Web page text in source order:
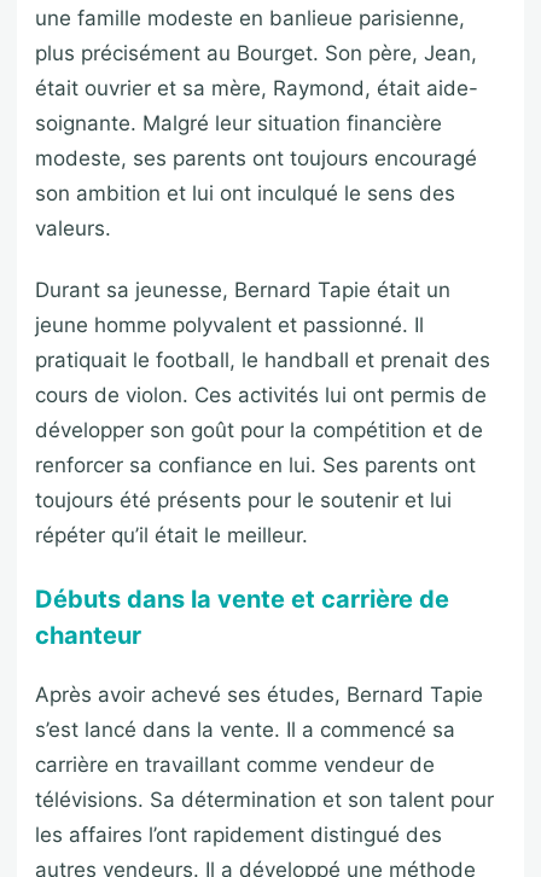
une famille modeste en banlieue parisienne,
plus précisément au Bourget. Son père, Jean,
était ouvrier et sa mère, Raymond, était aide-
soignante. Malgré leur situation financière
modeste, ses parents ont toujours encouragé
son ambition et lui ont inculqué le sens des
valeurs.
Durant sa jeunesse, Bernard Tapie était un
jeune homme polyvalent et passionné. Il
pratiquait le football, le handball et prenait des
cours de violon. Ces activités lui ont permis de
développer son goût pour la compétition et de
renforcer sa confiance en lui. Ses parents ont
toujours été présents pour le soutenir et lui
répéter qu’il était le meilleur.
Débuts dans la vente et carrière de
chanteur
Après avoir achevé ses études, Bernard Tapie
s’est lancé dans la vente. Il a commencé sa
carrière en travaillant comme vendeur de
télévisions. Sa détermination et son talent pour
les affaires l’ont rapidement distingué des
autres vendeurs. Il a développé une méthode